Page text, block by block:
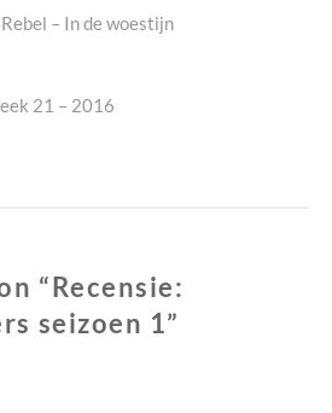
– In de woestijn
21 – 2016
“Recensie:
seizoen 1”